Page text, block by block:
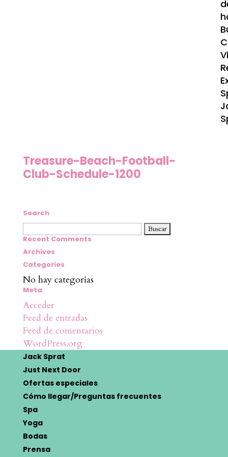
Treasure-Beach-Football-
Club-Schedule-1200
Search
Buscar:
Recent Comments
Archives
Categories
No hay categorías
Meta
Acceder
Feed de entradas
Feed de comentarios
WordPress.org
Jack Sprat
Just Next Door
Ofertas especiales
Cómo llegar/Preguntas frecuentes
Spa
Yoga
Bodas
Prensa